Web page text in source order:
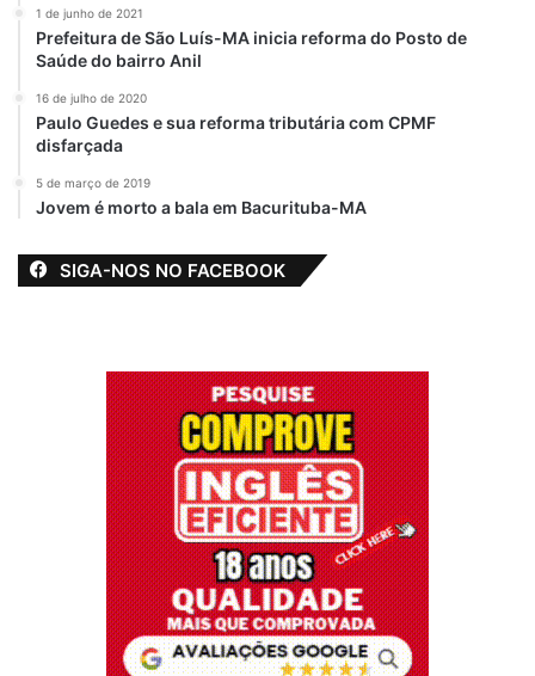
1 de junho de 2021
Prefeitura de São Luís-MA inicia reforma do Posto de
Saúde do bairro Anil
16 de julho de 2020
Paulo Guedes e sua reforma tributária com CPMF
disfarçada
5 de março de 2019
Jovem é morto a bala em Bacurituba-MA
SIGA-NOS NO FACEBOOK